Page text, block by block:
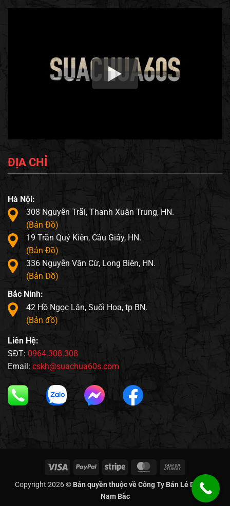
ĐỊA CHỈ
Hà Nội:
308 Nguyễn Trãi, Thanh Xuân Trung, HN.
(Bản Đồ)
19 Trần Quý Kiên, Cầu Giấy, HN.
(Bản Đồ)
336 Nguyễn Văn Cừ, Long Biên, HN.
(Bản Đồ)
Bắc Ninh:
42 Hồ Ngọc Lân, Suối Hoa, tp BN.
(Bản đồ)
Liên Hệ:
SĐT: 0964.308.308
Email: cskh@suachua60s.com
Visa PayPal Stripe MasterCard
Delivery
Copyright 2026 © Bản quyền thuộc về Công Ty Bán Lẻ Di Động
Nam Bắc